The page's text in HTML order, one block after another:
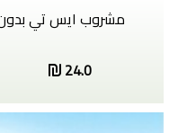
مشروب ايس تي بدون
24.0